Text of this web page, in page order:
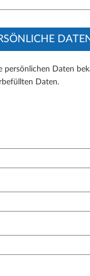
persönlichen Daten
Daten.